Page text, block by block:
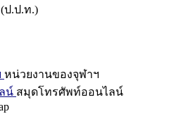
ป.ป.ท.)
หน่วยงานของจุฬาฯ
น์ สมุดโทรศัพท์ออนไลน์